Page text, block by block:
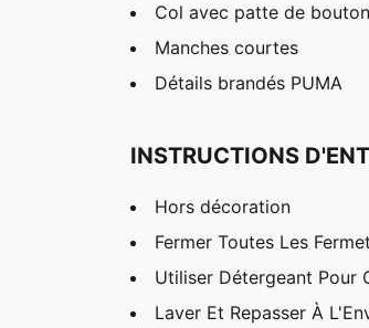
Col avec patte de
Manches courtes
Détails brandés PUMA
INSTRUCTIONS
Hors décoration
Fermer Toutes Les
Utiliser Détergeant Pour
Laver Et Repasser À